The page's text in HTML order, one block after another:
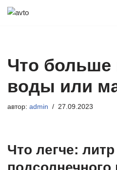
Что больше
воды или
автор: admin 27.09.2023
Что легче: литр